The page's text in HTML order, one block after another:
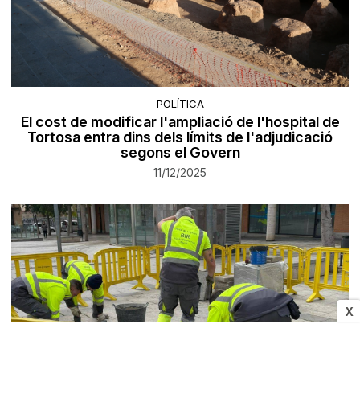
X
POLÍTICA
El cost de modificar l'ampliació de l'hospital de
Tortosa entra dins dels límits de l'adjudicació
segons el Govern
11/12/2025